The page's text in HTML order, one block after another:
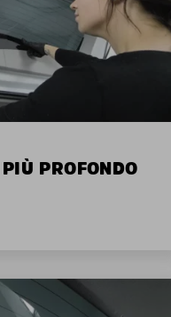
PROFONDO